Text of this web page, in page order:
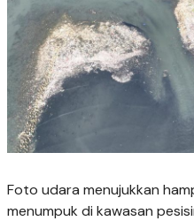
Foto udara menujukkan
menumpuk di kawasan